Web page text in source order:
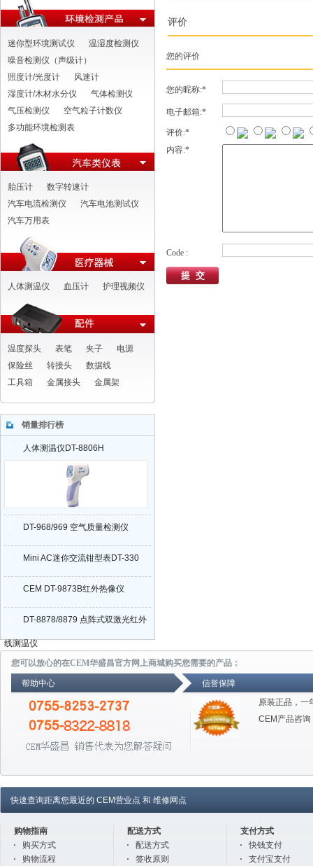
迷你型环境测试仪
温湿度检测仪
噪音检测仪（声级计）
照度计/光度计
风速计
湿度计/木材水分仪
气体检测仪
气压检测仪
空气粒子计数仪
多功能环境检测表
胎压计
数字转速计
汽车电流检测仪
汽车电池测试仪
汽车万用表
人体测温仪 血压计 护理视频仪
温度探头 表笔 夹子
电源
保险丝
转接头
数据线
工具箱
金属接头 金属架
销量排行榜
人体测温仪DT-8806H
DT-968/969 空气质量检测仪
Mini AC迷你交流钳型表DT-330
CEM DT-9873B红外热像仪
DT-8878/8879 点阵式双激光红外
线测温仪
评价
您的评价
您的昵称:*
电子邮箱:*
评价:*
内容:*
Code :
您可以放心的在CEM华盛昌官方网上商城购买您需要的产品：
帮助中心
信誉保障
原装正品，一
CEM产品咨询
快速查询距离您最近的 CEM营业点 和 维修网点
购物指南
购买方式
购物流程
配送方式
配送方式
签收原则
支付方式
快钱支付
支付宝支付